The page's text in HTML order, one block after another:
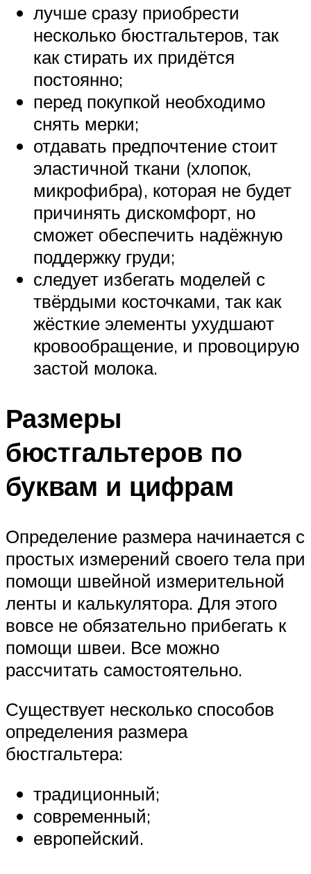
лучше сразу приобрести
несколько бюстгальтеров, так
как стирать их придётся
постоянно;
перед покупкой необходимо
снять мерки;
отдавать предпочтение стоит
эластичной ткани (хлопок,
микрофибра), которая не будет
причинять дискомфорт, но
сможет обеспечить надёжную
поддержку груди;
следует избегать моделей с
твёрдыми косточками, так как
жёсткие элементы ухудшают
кровообращение, и провоцирую
застой молока.
Размеры
бюстгальтеров по
буквам и цифрам
Определение размера начинается с
простых измерений своего тела при
помощи швейной измерительной
ленты и калькулятора. Для этого
вовсе не обязательно прибегать к
помощи швеи. Все можно
рассчитать самостоятельно.
Существует несколько способов
определения размера
бюстгальтера:
традиционный;
современный;
европейский.